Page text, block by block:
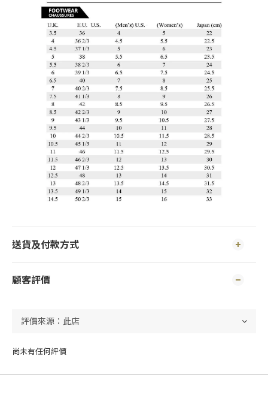
送貨及付款方式
顧客評價
尚未有任何評價